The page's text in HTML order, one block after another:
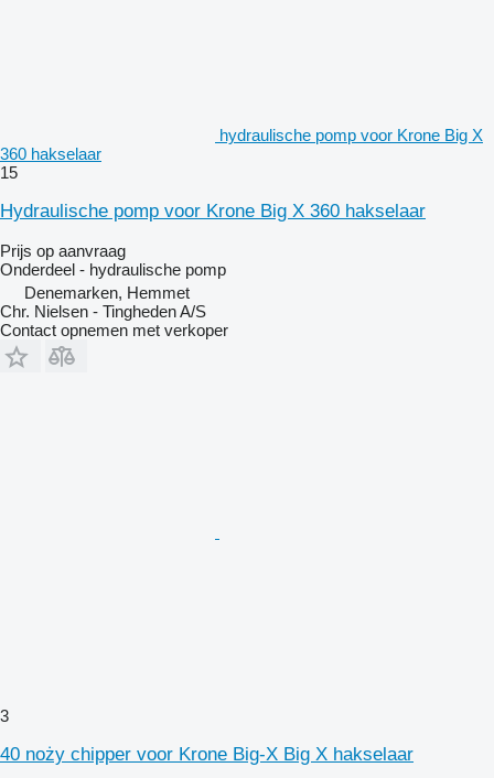
hydraulische pomp voor Krone Big X
360 hakselaar
15
Hydraulische pomp voor Krone Big X 360 hakselaar
Prijs op aanvraag
Onderdeel - hydraulische pomp
Denemarken, Hemmet
Chr. Nielsen - Tingheden A/S
Contact opnemen met verkoper
3
40 noży chipper voor Krone Big-X Big X hakselaar